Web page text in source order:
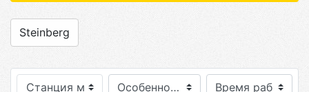
Steinberg
Станция метро Особенности